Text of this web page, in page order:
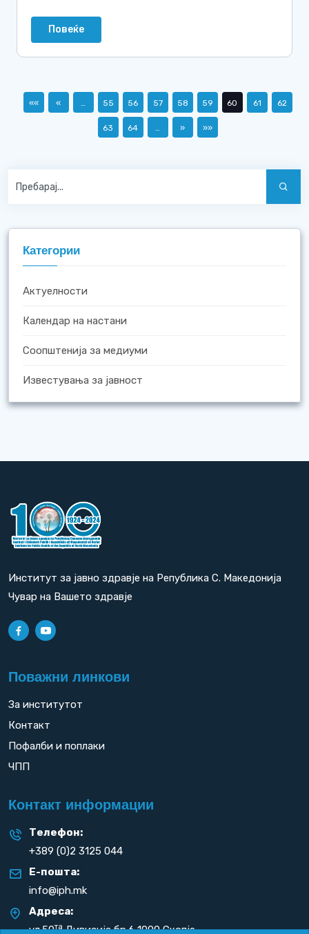
Повеќе
«« « … 55 56 57 58 59 60 61 62
63 64 … » »»
Категории
Актуелности
Календар на настани
Соопштенија за медиуми
Известувања за јавност
Институт за јавно здравје на Република С. Македонија
Чувар на Вашето здравје
Поважни линкови
За институтот
Контакт
Пофалби и поплаки
ЧПП
Контакт информации
Телефон:
+389 (0)2 3125 044
Е-пошта:
info@iph.mk
Адреса:
ул.50таДивизија бр.6 1000 Скопје